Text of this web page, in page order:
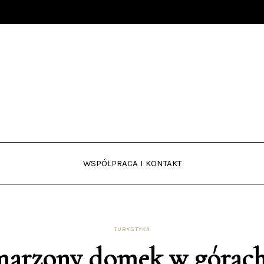
WSPÓŁPRACA I KONTAKT
TURYSTYKA